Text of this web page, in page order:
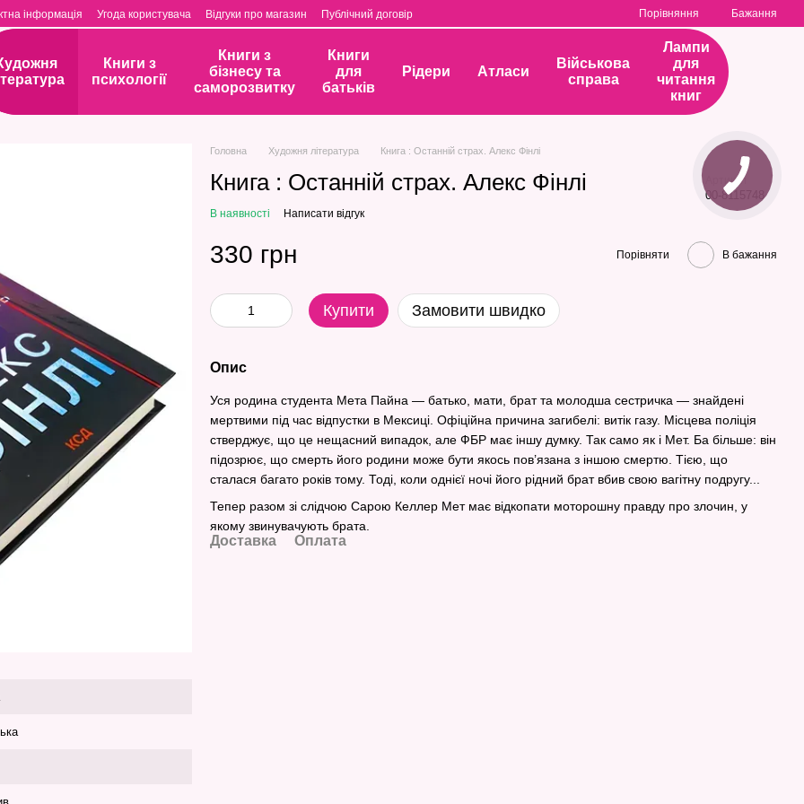
інформація Угода користувача Відгуки про магазин Публічний договір Порівняння Бажання
Книги з
психології
Книги з
бізнесу та
саморозвитку
Книги
для
батьків
Рідери Атласи
Військова
справа
Лампи
для
читання
книг
Головна Художня література Книга : Останній страх. Алекс Фінлі
Книга : Останній страх. Алекс Фінлі Артикул
00-8115748
В наявності Написати відгук
330 грн Порівняти В бажання
Купити Замовити швидко
Опис
Уся родина студента Мета Пайна — батько, мати, брат та молодша сестричка — знайдені
мертвими під час відпустки в Мексиці. Офіційна причина загибелі: витік газу. Місцева поліція
стверджує, що це нещасний випадок, але ФБР має іншу думку. Так само як і Мет. Ба більше: він
підозрює, що смерть його родини може бути якось пов’язана з іншою смертю. Тією, що
сталася багато років тому. Тоді, коли однієї ночі його рідний брат вбив свою вагітну подругу...
Тепер разом зі слідчою Сарою Келлер Мет має відкопати моторошну правду про злочин, у
якому звинувачують брата.
Доставка Оплата